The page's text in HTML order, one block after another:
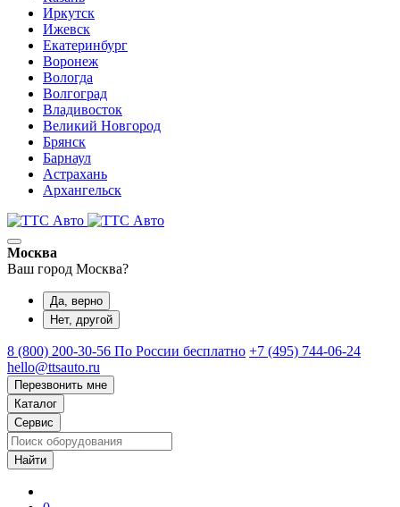
Иркутск
Ижевск
Екатеринбург
Воронеж
Вологда
Волгоград
Владивосток
Великий Новгород
Брянск
Барнаул
Астрахань
Архангельск
Москва
Ваш город Москва?
Да, верно
Нет, другой
8 (800) 200-30-56 По России бесплатно +7 (495) 744-06-24
hello@ttsauto.ru
Перезвонить мне
Каталог
Сервис